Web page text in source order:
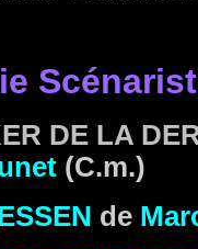
DE LA
(C.m.)
de